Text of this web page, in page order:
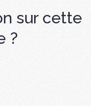
sur cette
?